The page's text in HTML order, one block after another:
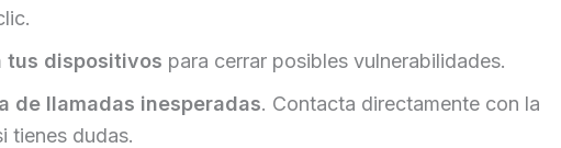
tus dispositivos para cerrar posibles vulnerabilidades.
de llamadas inesperadas. Contacta directamente con la
tienes dudas.